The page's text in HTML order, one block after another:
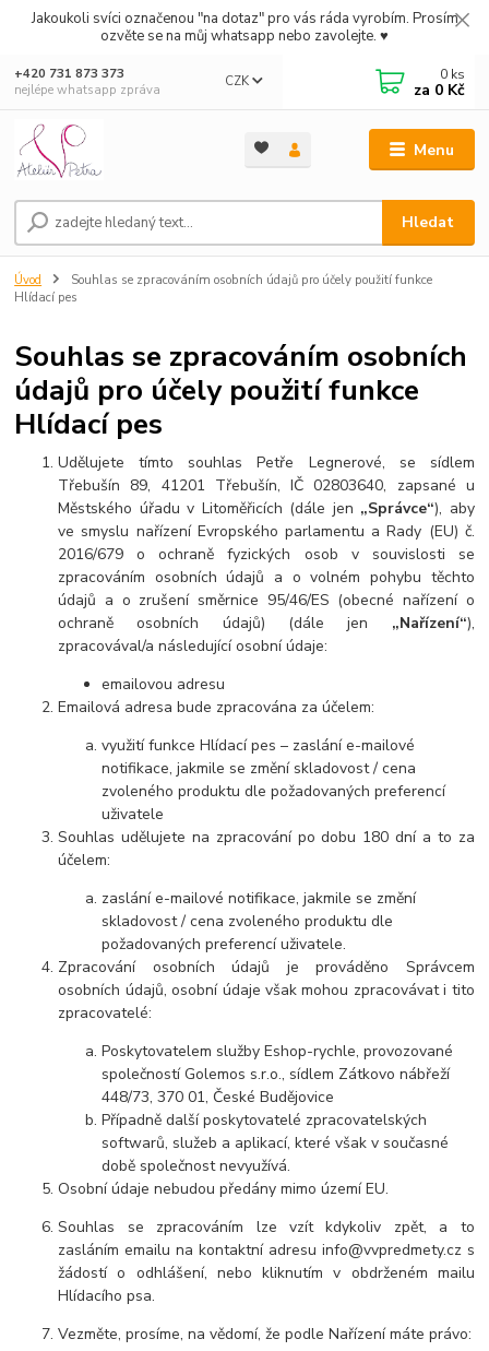
Jakoukoli svíci označenou "na dotaz" pro vás ráda vyrobím. Prosím
ozvěte se na můj whatsapp nebo zavolejte. ♥
Menu
CZK
Hledat
+420 731 873 373
nejlépe whatsapp zpráva
0 ks
za 0 Kč
Úvod
Souhlas se zpracováním osobních údajů pro účely použití funkce
Hlídací pes
Souhlas se zpracováním osobních
údajů pro účely použití funkce
Hlídací pes
Udělujete tímto souhlas Petře Legnerové, se sídlem
Třebušín 89, 41201 Třebušín, IČ 02803640, zapsané u
Městského úřadu v Litoměřicích (dále jen „Správce“), aby
ve smyslu nařízení Evropského parlamentu a Rady (EU) č.
2016/679 o ochraně fyzických osob v souvislosti se
zpracováním osobních údajů a o volném pohybu těchto
údajů a o zrušení směrnice 95/46/ES (obecné nařízení o
ochraně osobních údajů) (dále jen „Nařízení“),
zpracovával/a následující osobní údaje:
emailovou adresu
Emailová adresa bude zpracována za účelem:
využití funkce Hlídací pes – zaslání e-mailové
notifikace, jakmile se změní skladovost / cena
zvoleného produktu dle požadovaných preferencí
uživatele
Souhlas udělujete na zpracování po dobu 180 dní a to za
účelem:
zaslání e-mailové notifikace, jakmile se změní
skladovost / cena zvoleného produktu dle
požadovaných preferencí uživatele.
Zpracování osobních údajů je prováděno Správcem
osobních údajů, osobní údaje však mohou zpracovávat i tito
zpracovatelé:
Poskytovatelem služby Eshop-rychle, provozované
společností Golemos s.r.o., sídlem Zátkovo nábřeží
448/73, 370 01, České Budějovice
Případně další poskytovatelé zpracovatelských
softwarů, služeb a aplikací, které však v současné
době společnost nevyužívá.
Osobní údaje nebudoupředány mimo území EU.
Souhlas se zpracováním lze vzít kdykoliv zpět, a to
zasláním emailu na kontaktní adresu info@vvpredmety.cz s
žádostí o odhlášení, nebo kliknutím v obdrženém mailu
Hlídacího psa.
Vezměte, prosíme, na vědomí, že podle Nařízení máte právo: